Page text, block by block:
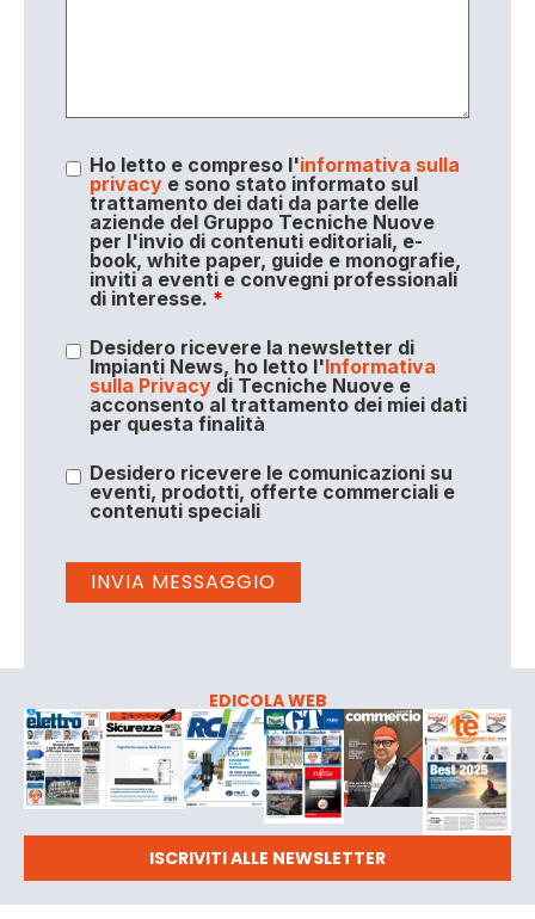
Ho letto e compreso l'informativa sulla
privacye sono stato informato sul
trattamento dei dati da parte delle
aziende del Gruppo Tecniche Nuove
per l'invio di contenuti editoriali, e-
book, white paper, guide e monografie,
inviti a eventi e convegni professionali
di interesse. *
Desidero ricevere la newsletter di
Impianti News, ho letto l'Informativa
sulla Privacydi Tecniche Nuove e
acconsento al trattamento dei miei dati
per questa finalità
Desidero ricevere le comunicazioni su
eventi, prodotti, offerte commerciali e
contenuti speciali
EDICOLA WEB
ISCRIVITI ALLE NEWSLETTER